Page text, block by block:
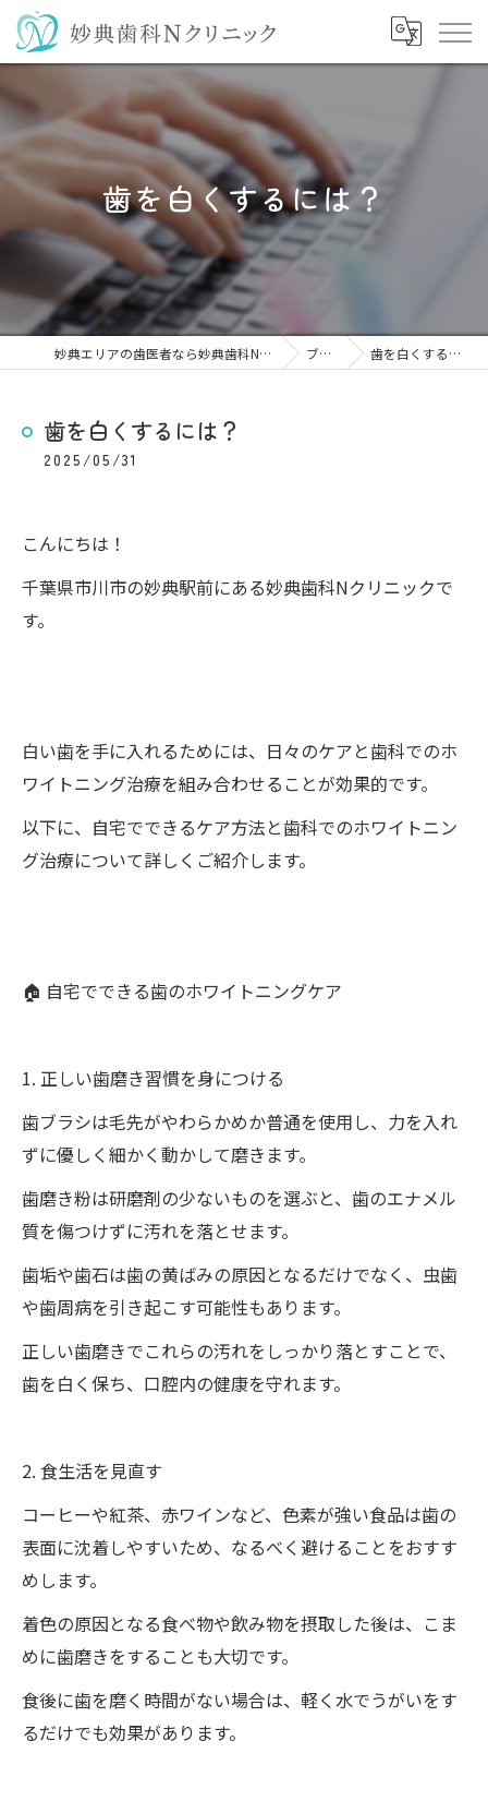
歯を白くするには？
妙典エリアの歯医者なら妙典歯科Nクリニック ブログ 歯を白くするには？
歯を白くするには？
2025/05/31
こんにちは！
千葉県市川市の妙典駅前にある妙典歯科Nクリニックで
す。
白い歯を手に入れるためには、日々のケアと歯科でのホ
ワイトニング治療を組み合わせることが効果的です。
以下に、自宅でできるケア方法と歯科でのホワイトニン
グ治療について詳しくご紹介します。
🏠 自宅でできる歯のホワイトニングケア
1. 正しい歯磨き習慣を身につける
歯ブラシは毛先がやわらかめか普通を使用し、力を入れ
ずに優しく細かく動かして磨きます。
歯磨き粉は研磨剤の少ないものを選ぶと、歯のエナメル
質を傷つけずに汚れを落とせます。
歯垢や歯石は歯の黄ばみの原因となるだけでなく、虫歯
や歯周病を引き起こす可能性もあります。
正しい歯磨きでこれらの汚れをしっかり落とすことで、
歯を白く保ち、口腔内の健康を守れます。
2. 食生活を見直す
コーヒーや紅茶、赤ワインなど、色素が強い食品は歯の
表面に沈着しやすいため、なるべく避けることをおすす
めします。
着色の原因となる食べ物や飲み物を摂取した後は、こま
めに歯磨きをすることも大切です。
食後に歯を磨く時間がない場合は、軽く水でうがいをす
るだけでも効果があります。